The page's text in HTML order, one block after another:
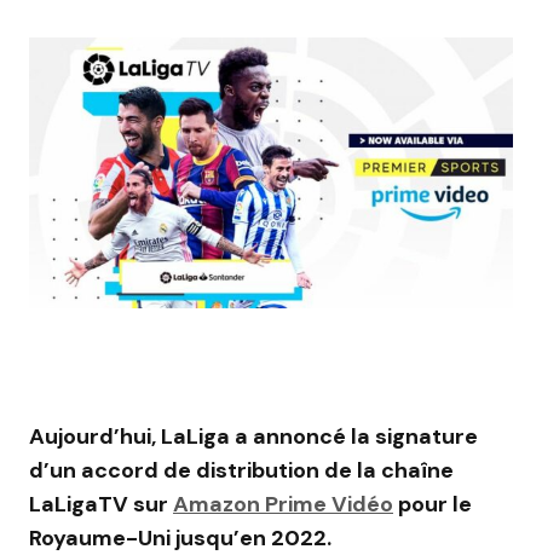
Aujourd’hui, LaLiga a annoncé la signature
d’un accord de distribution de la chaîne
LaLigaTV sur Amazon Prime Vidéo pour le
Royaume-Uni jusqu’en 2022.